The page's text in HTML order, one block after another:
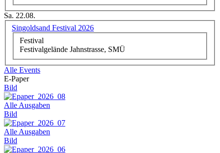
Sa. 22.08.
Singoldsand Festival 2026
Festival
Festivalgelände Jahnstrasse, SMÜ
Alle Events
E-Paper
Bild
Alle Ausgaben
Bild
Alle Ausgaben
Bild